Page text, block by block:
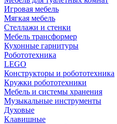
Игровая мебель
Мягкая мебель
Стеллажи и стенки
Мебель трансформер
Кухонные гарнитуры
Робототехника
LEGO
Конструкторы и робототехника
Кружки робототехники
Мебель и системы хранения
Музыкальные инструменты
Духовые
Клавишные